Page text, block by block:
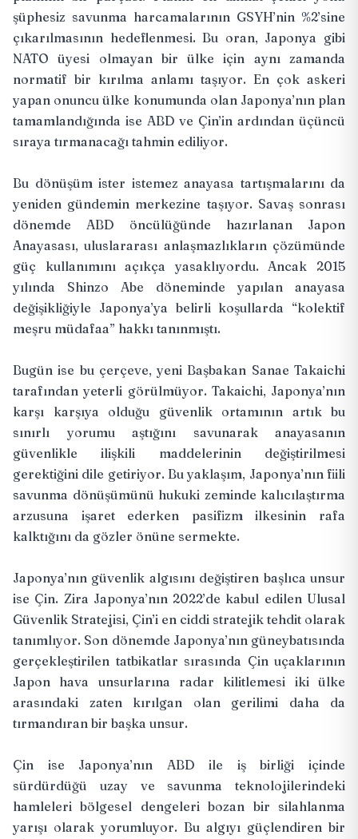
şüphesiz savunma harcamalarının GSYH’nin %2’sine
çıkarılmasının hedeflenmesi. Bu oran, Japonya gibi
NATO üyesi olmayan bir ülke için aynı zamanda
normatif bir kırılma anlamı taşıyor. En çok askeri
yapan onuncu ülke konumunda olan Japonya’nın plan
tamamlandığında ise ABD ve Çin’in ardından üçüncü
sıraya tırmanacağı tahmin ediliyor.
Bu dönüşüm ister istemez anayasa tartışmalarını da
yeniden gündemin merkezine taşıyor. Savaş sonrası
dönemde ABD öncülüğünde hazırlanan Japon
Anayasası, uluslararası anlaşmazlıkların çözümünde
güç kullanımını açıkça yasaklıyordu. Ancak 2015
yılında Shinzo Abe döneminde yapılan anayasa
değişikliğiyle Japonya’ya belirli koşullarda “kolektif
meşru müdafaa” hakkı tanınmıştı.
Bugün ise bu çerçeve, yeni Başbakan Sanae Takaichi
tarafından yeterli görülmüyor. Takaichi, Japonya’nın
karşı karşıya olduğu güvenlik ortamının artık bu
sınırlı yorumu aştığını savunarak anayasanın
güvenlikle ilişkili maddelerinin değiştirilmesi
gerektiğini dile getiriyor. Bu yaklaşım, Japonya’nın fiili
savunma dönüşümünü hukuki zeminde kalıcılaştırma
arzusuna işaret ederken pasifizm ilkesinin rafa
kalktığını da gözler önüne sermekte.
Japonya’nın güvenlik algısını değiştiren başlıca unsur
ise Çin. Zira Japonya’nın 2022’de kabul edilen Ulusal
Güvenlik Stratejisi, Çin’i en ciddi stratejik tehdit olarak
tanımlıyor. Son dönemde Japonya’nın güneybatısında
gerçekleştirilen tatbikatlar sırasında Çin uçaklarının
Japon hava unsurlarına radar kilitlemesi iki ülke
arasındaki zaten kırılgan olan gerilimi daha da
tırmandıran bir başka unsur.
Çin ise Japonya’nın ABD ile iş birliği içinde
sürdürdüğü uzay ve savunma teknolojilerindeki
hamleleri bölgesel dengeleri bozan bir silahlanma
yarışı olarak yorumluyor. Bu algıyı güçlendiren bir